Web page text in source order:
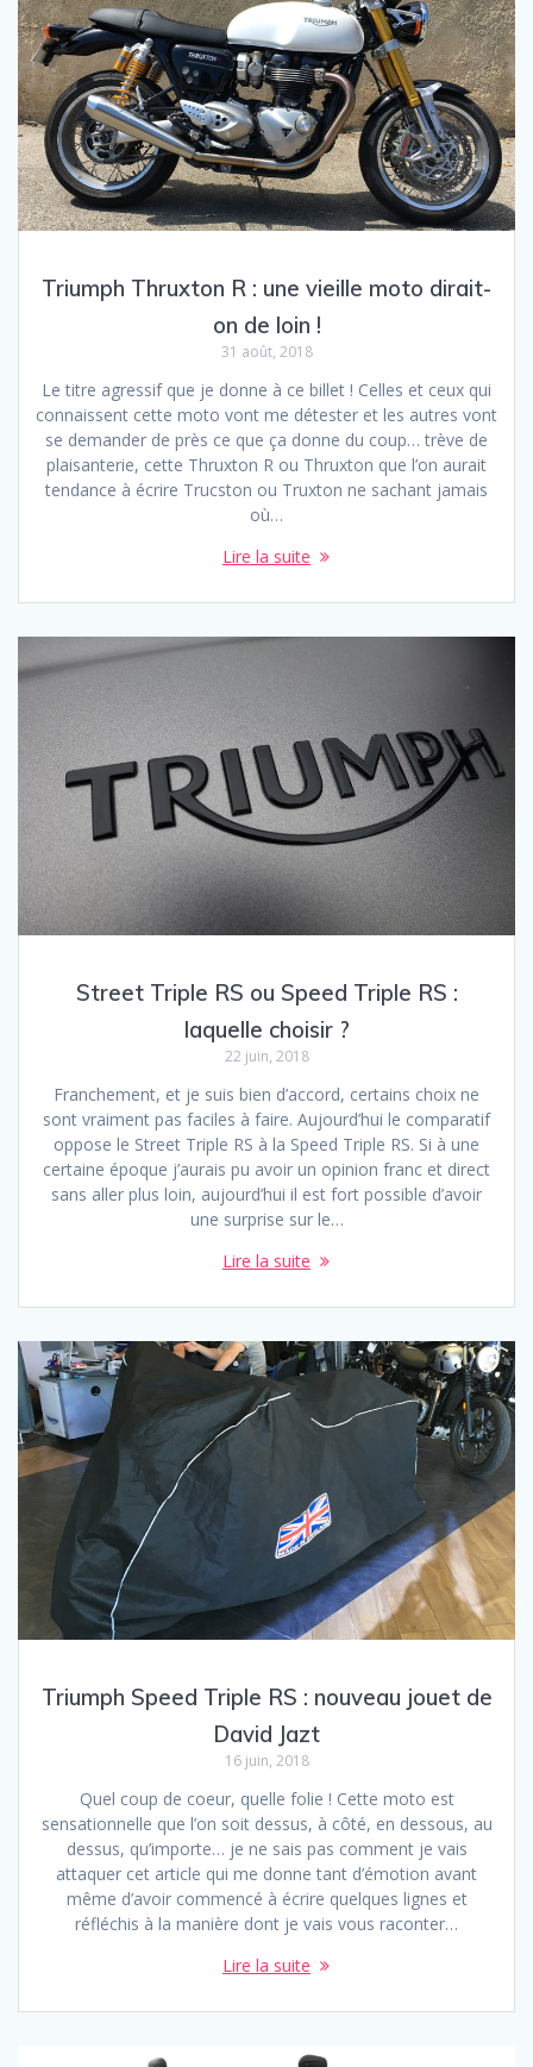
Triumph Thruxton R : une vieille moto dirait-
on de loin !
31 août, 2018
Le titre agressif que je donne à ce billet ! Celles et ceux qui
connaissent cette moto vont me détester et les autres vont
se demander de près ce que ça donne du coup… trève de
plaisanterie, cette Thruxton R ou Thruxton que l’on aurait
tendance à écrire Trucston ou Truxton ne sachant jamais
où…
Lire la suite
Street Triple RS ou Speed Triple RS :
laquelle choisir ?
22 juin, 2018
Franchement, et je suis bien d’accord, certains choix ne
sont vraiment pas faciles à faire. Aujourd’hui le comparatif
oppose le Street Triple RS à la Speed Triple RS. Si à une
certaine époque j’aurais pu avoir un opinion franc et direct
sans aller plus loin, aujourd’hui il est fort possible d’avoir
une surprise sur le…
Lire la suite
Triumph Speed Triple RS : nouveau jouet de
David Jazt
16 juin, 2018
Quel coup de coeur, quelle folie ! Cette moto est
sensationnelle que l’on soit dessus, à côté, en dessous, au
dessus, qu’importe… je ne sais pas comment je vais
attaquer cet article qui me donne tant d’émotion avant
même d’avoir commencé à écrire quelques lignes et
réfléchis à la manière dont je vais vous raconter…
Lire la suite